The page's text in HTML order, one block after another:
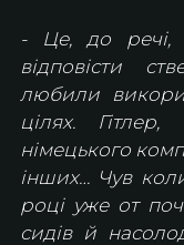
- Це, до речі,
відповісти
любили
цілях. Гітлер,
німецького
інших… Чув
році уже от
сидів й